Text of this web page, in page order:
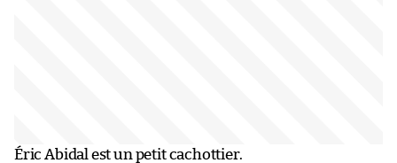
Éric Abidal est un petit cachottier.